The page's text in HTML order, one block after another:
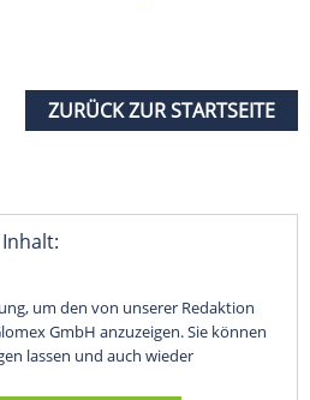
ZURÜCK ZUR STARTSEITE
um den von unserer Redaktion
GmbH anzuzeigen. Sie können
lassen und auch wieder